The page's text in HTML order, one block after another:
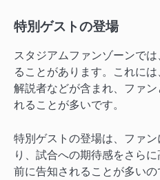
特別ゲストの登場
スタジアムファンゾーンで
ることがあります。これに
解説者などが含まれ、ファ
れることが多いです。
特別ゲストの登場は、ファ
り、試合への期待感をさら
前に告知されることが多い